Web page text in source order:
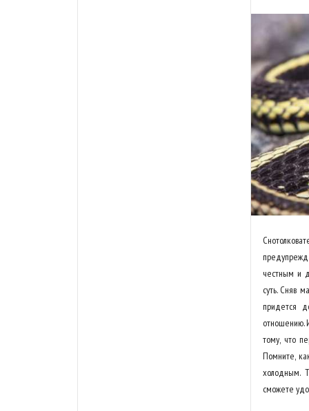
честным и
суть. Сняв
придется
отношению.
тому, что
Помните,
холодным.
сможете